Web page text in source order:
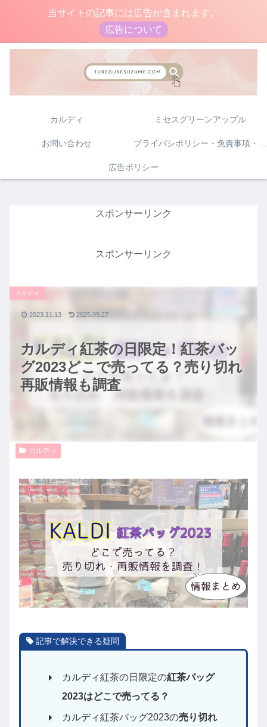
当サイトの記事には広告が含まれます。
広告について
カルディ ミセスグリーンアップル
お問い合わせ
広告ポリシー
スポンサーリンク
スポンサーリンク
カルディ紅茶の日限定！紅茶バッ
グ2023どこで売ってる？売り切れ
再販情報も調査
カルディ
2023.11.13 2025.09.27
カルディ
記事で解決できる疑問
カルディ紅茶の日限定の紅茶バッグ
2023はどこで売ってる？
カルディ紅茶バッグ2023の売り切れ